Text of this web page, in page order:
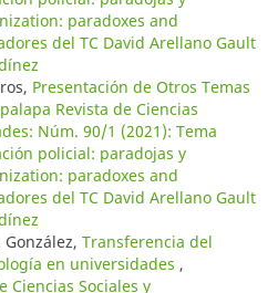
paradoxes and
del TC David Arellano Gault
Presentación de Otros Temas
Revista de Ciencias
Núm. 90/1 (2021): Tema
policial: paradojas y
paradoxes and
del TC David Arellano Gault
Transferencia del
en universidades ,
Ciencias Sociales y